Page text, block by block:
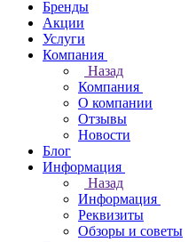
Бренды
Акции
Услуги
Компания
Назад
Компания
О компании
Отзывы
Новости
Блог
Информация
Назад
Информация
Реквизиты
Обзоры и советы